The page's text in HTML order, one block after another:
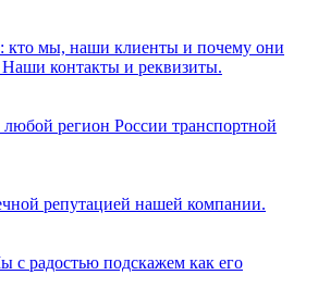
кто мы, наши клиенты и почему они
контакты и реквизиты.
регион России транспортной
репутацией нашей компании.
с радостью подскажем как его